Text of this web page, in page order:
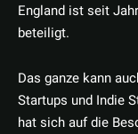
England ist seit
beteiligt.
Das ganze kann
Startups und Indie
hat sich auf die